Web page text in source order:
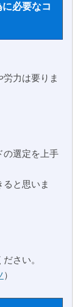
必要なコ
力は要りま
の選定を上手
と思いま
さい。
）